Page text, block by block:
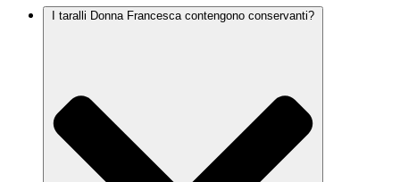
I taralli Donna Francesca contengono conservanti?